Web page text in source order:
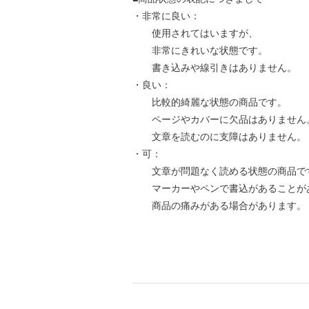
・非常に良い：
使用されてはいますが、
非常にきれいな状態です。
書き込みや線引きはありません。
・良い：
比較的綺麗な状態の商品です。
ページやカバーに欠品はありません
文章を読むのに支障はありません。
・可：
文章が問題なく読める状態の商品で
マーカーやペンで書込があることが
商品の痛みがある場合があります。